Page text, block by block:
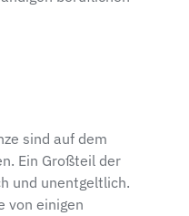
sind auf dem
Ein Großteil der
und unentgeltlich.
von einigen